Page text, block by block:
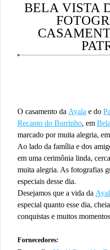
BELA VISTA
O casamento da Ayala e do
Recanto do Burrinho, em
marcado por muita alegria,
Ao lado da família e dos
em uma cerimônia linda,
muita alegria. As fotografias
especiais desse dia.
Desejamos que a vida da
especial quanto esse dia,
conquistas e muitos
Fornecedores: